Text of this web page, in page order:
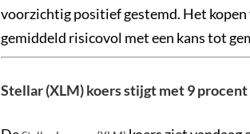
voorzichtig positief gestemd. Het kopen
gemiddeld risicovol met een kans tot
Stellar (XLM) koers stijgt met 9 procent